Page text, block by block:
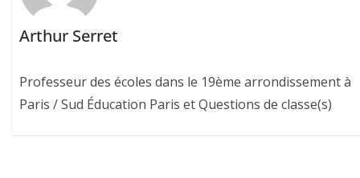
Arthur Serret
Professeur des écoles dans le 19ème arrondissement à
Paris / Sud Éducation Paris et Questions de classe(s)